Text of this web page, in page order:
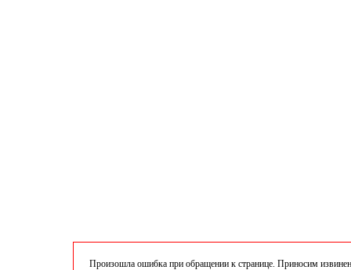
Произошла ошибка при обращении к странице. Приносим